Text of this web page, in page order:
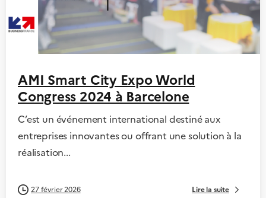
AMI Smart City Expo World
Congress 2024 à Barcelone
C’est un événement international destiné aux
entreprises innovantes ou offrant une solution à la
réalisation...
27 février 2026 Lire la suite